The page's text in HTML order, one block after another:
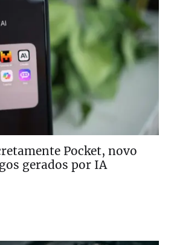
Pocket, novo
gerados por IA